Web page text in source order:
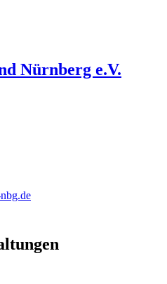
Nürnberg e.V.